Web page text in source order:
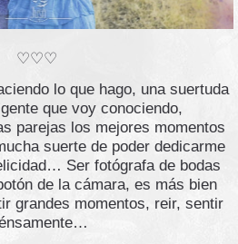
♡♡♡
lo que hago, una suertuda
que voy conociendo,
parejas los mejores momentos
suerte de poder dedicarme
Ser fotógrafa de bodas
de la cámara, es más bien
grandes momentos, reir, sentir